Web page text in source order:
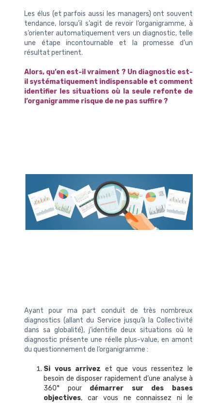
Les élus (et parfois aussi les managers) ont souvent
tendance, lorsqu’il s’agit de revoir l’organigramme, à
s’orienter automatiquement vers un diagnostic, telle
une étape incontournable et la promesse d’un
résultat pertinent.
Alors, qu’en est-il vraiment ? Un diagnostic est-
il systématiquement indispensable et comment
identifier les situations où la seule refonte de
l’organigramme risque de ne pas suffire ?
Ayant pour ma part conduit de très nombreux
diagnostics (allant du Service jusqu’à la Collectivité
dans sa globalité), j’identifie deux situations où le
diagnostic présente une réelle plus-value, en amont
du questionnement de l’organigramme :
Si vous arrivez et que vous ressentez le
besoin de disposer rapidement d’une analyse à
360° pour démarrer sur des bases
objectives, car vous ne connaissez ni le